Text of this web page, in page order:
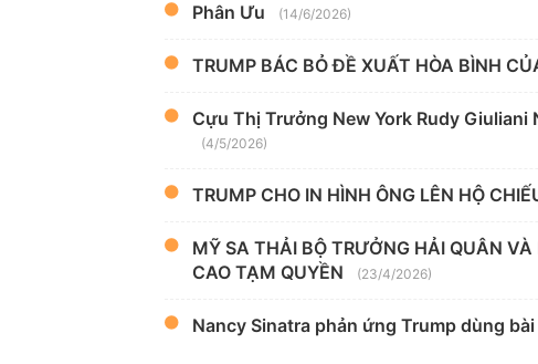
Phân Ưu (14/6/2026)
TRUMP BÁC BỎ ĐỀ XUẤT HÒA BÌNH
Cựu Thị Trưởng New York Rudy
(4/5/2026)
TRUMP CHO IN HÌNH ÔNG LÊN HỘ
MỸ SA THẢI BỘ TRƯỞNG HẢI QUÂN
CAO TẠM QUYỀN
(23/4/2026)
Nancy Sinatra phản ứng Trump dùng